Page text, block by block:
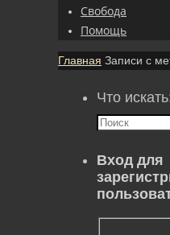
Свобода
Помощь
Главная Записи с
Что
Вход для